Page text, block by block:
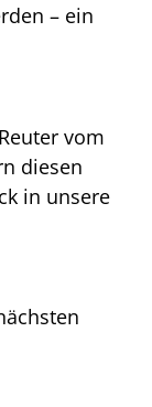
– ein
vom
diesen
in unsere